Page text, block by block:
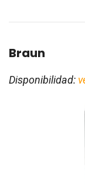
Braun
Disponibilidad: